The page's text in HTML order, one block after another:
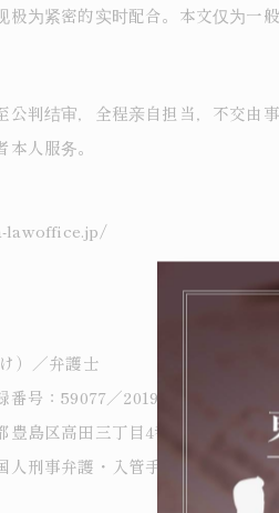
极为紧密的实时配合。本文仅为一
公判结审，全程亲自担当，不交由
人服务。
lawoffice.jp/
）／弁護士
号：59077／2019年登録）
豊島区高田三丁目4番10号 布施ビ
人刑事弁護・入管手续为主要注力